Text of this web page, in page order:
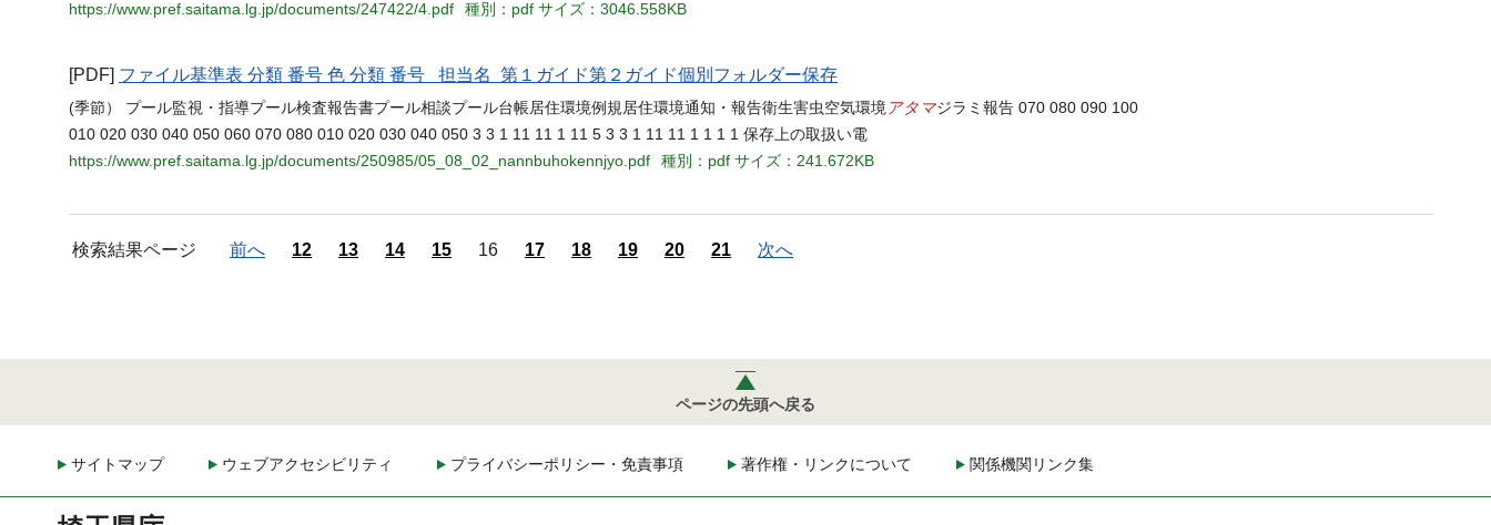
https://www.pref.saitama.lg.jp/documents/247422/4.pdf
種別：pdf サイズ：3046.558KB
[PDF] ファイル基準表 分類 番号 色 分類 番号 担当名 第１ガイド第２ガイド個別フォルダー保存
(季節） プール監視・指導プール検査報告書プール相談プール台帳居住環境例規居住環境通知・報告衛生害虫空気環境 アタマジラミ報告 070 080 090 100
010 020 030 040 050 060 070 080 010 020 030 040 050 3 3 1 11 11 1 11 5 3 3 1 11 11 1 1 1 1 保存上の取扱い電
https://www.pref.saitama.lg.jp/documents/250985/05_08_02_nannbuhokennjyo.pdf
種別：pdf サイズ：241.672KB
検索結果ページ 前へ 12 13 14 15 16 17 18 19 20 21 次へ
ページの先頭へ戻る
サイトマップ ウェブアクセシビリティ プライバシーポリシー・免責事項 著作権・リンクについて 関係機関リンク集